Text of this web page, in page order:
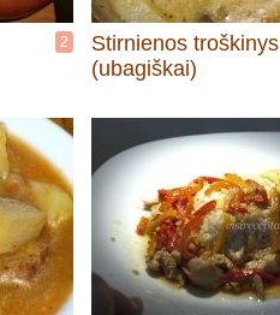
2
Stirnienos troškinys
(ubagiškai)